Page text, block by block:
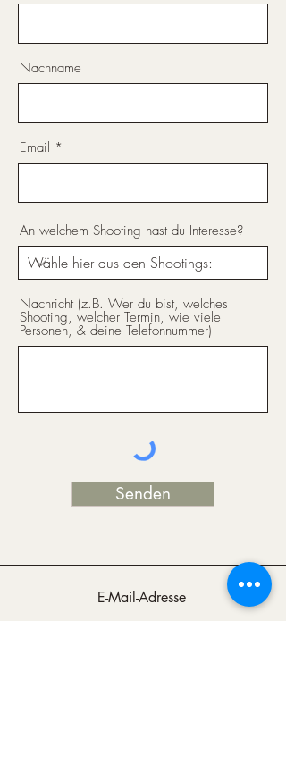
Nachname
Email
An welchem Shooting hast du Interesse?
Nachricht (z.B. Wer du bist, welches
Shooting, welcher Termin, wie viele
Personen, & deine Telefonnummer)
Senden
E-Mail-Adresse